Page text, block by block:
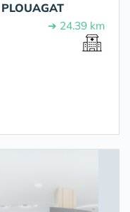
➔ 24.39 km